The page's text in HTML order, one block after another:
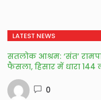
LATEST NEWS
सतलोक आश्रम: ‘संत’
फैसला, हिसार में धारा 144
0